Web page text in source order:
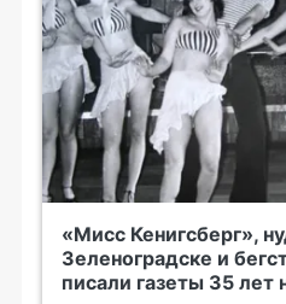
«Мисс Кенигсберг»,
Зеленоградске и
писали газеты 35 лет